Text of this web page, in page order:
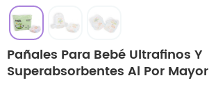
Pañales Para Bebé Ultrafinos Y
Superabsorbentes Al Por Mayor